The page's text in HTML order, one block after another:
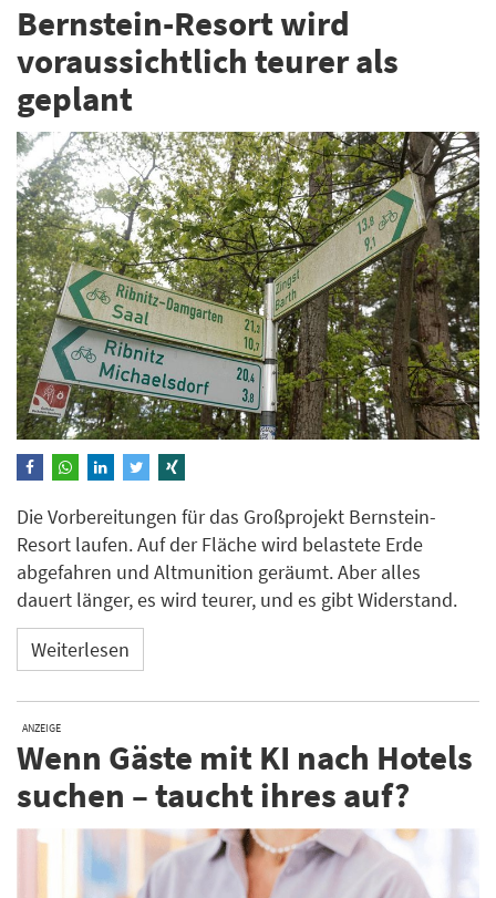
Bernstein-Resort wird
voraussichtlich teurer als
geplant
Die Vorbereitungen für das Großprojekt Bernstein-
Resort laufen. Auf der Fläche wird belastete Erde
abgefahren und Altmunition geräumt. Aber alles
dauert länger, es wird teurer, und es gibt Widerstand.
Weiterlesen
ANZEIGE
Wenn Gäste mit KI nach Hotels
suchen – taucht ihres auf?